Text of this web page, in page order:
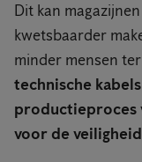
Dit kan
kwetsbaarder
minder mensen
technische
productieproces
voor de